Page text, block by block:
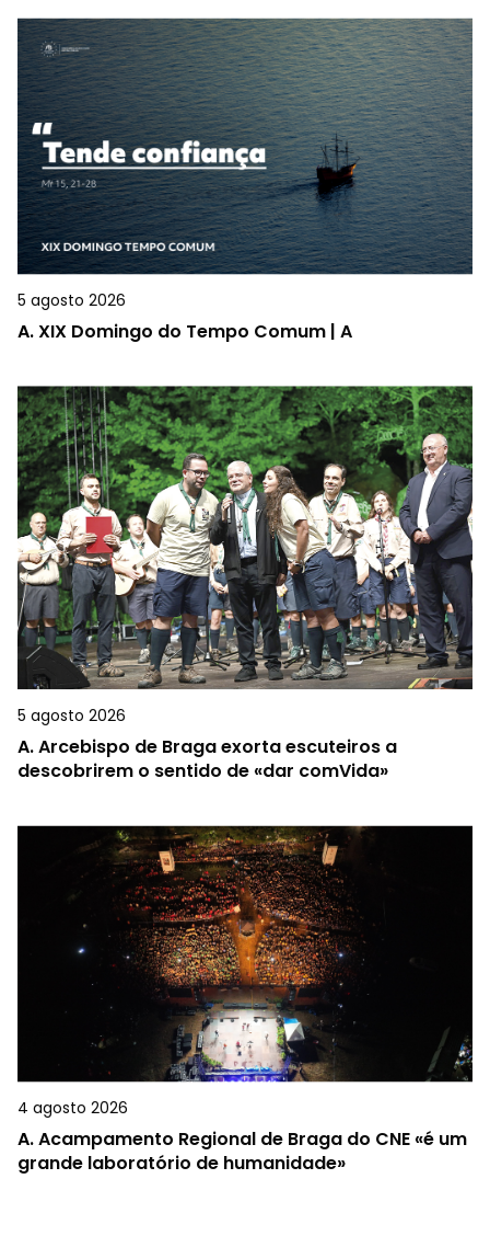
5 agosto 2026
A.XIX Domingo do Tempo Comum | A
5 agosto 2026
A.Arcebispo de Braga exorta escuteiros a
descobrirem o sentido de «dar comVida»
4 agosto 2026
A.Acampamento Regional de Braga do CNE «é um
grande laboratório de humanidade»